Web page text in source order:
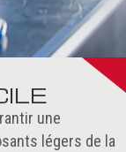
une
légers de la